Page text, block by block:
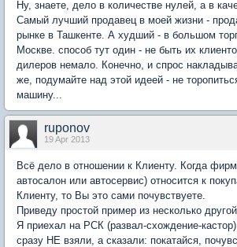
Ну, знаете, дело в количестве нулей, а в
Самый лучший продавец в моей жизни -
рынке в Ташкенте. А худший - в большом
Москве. способ тут один - не быть их
дилеров немало. Конечно, и спрос
же, подумайте над этой идеей - не
машину...
ruponov
19 Apr 2013
Всё дело в отношении к Клиенту. Когда
автосалон или автосервис) относится к
Клиенту, то Вы это сами почувствуете.
Приведу простой пример из несколько
Я приехал на РСК (развал-схождение-
сразу НЕ взяли, а сказали: покатайся,